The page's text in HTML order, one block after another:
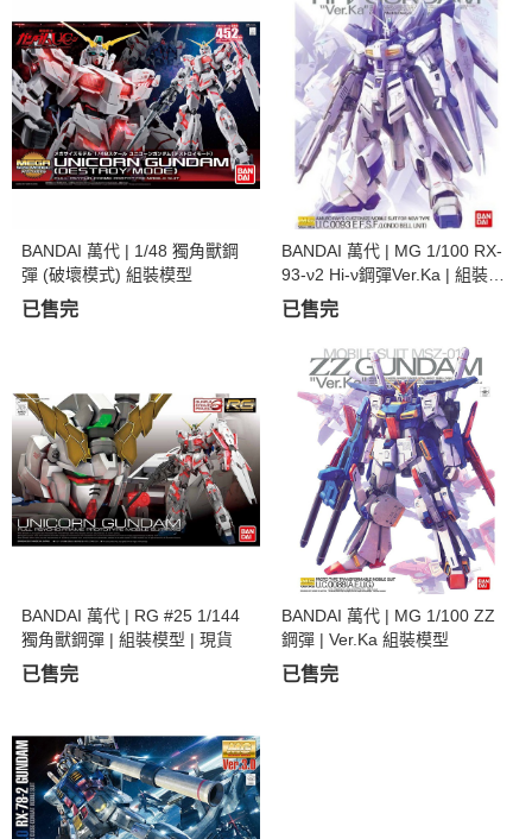
BANDAI 萬代 | 1/48 獨角獸鋼
彈 (破壞模式) 組裝模型
已售完
BANDAI 萬代 | MG 1/100 RX-
93-ν2 Hi-ν鋼彈Ver.Ka | 組裝模
型
已售完
BANDAI 萬代 | RG #25 1/144
獨角獸鋼彈 | 組裝模型 | 現貨
已售完
BANDAI 萬代 | MG 1/100 ZZ
鋼彈 | Ver.Ka 組裝模型
已售完